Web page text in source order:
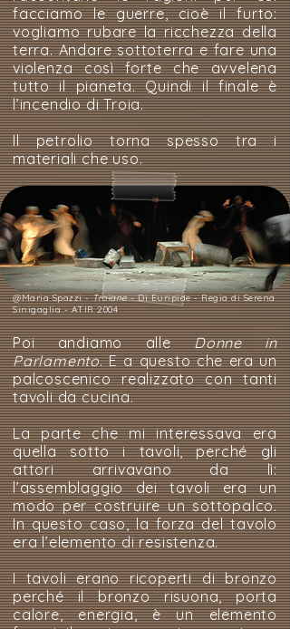
facciamo le guerre, cioè il furto:
vogliamo rubare la ricchezza della
terra. Andare sottoterra e fare una
violenza così forte che avvelena
tutto il pianeta. Quindi il finale è
l’incendio di Troia.
Il petrolio torna spesso tra i
materiali che uso.
@Maria Spazzi -Troiane- Di Euripide - Regia di Serena
Sinigaglia - ATIR 2004
Poi andiamo alleDonne in
Parlamento. E a questo che era un
palcoscenico realizzato con tanti
tavoli da cucina.
La parte che mi interessava era
quella sotto i tavoli, perché gli
attori arrivavano da lì:
l’assemblaggio dei tavoli era un
modo per costruire un sottopalco.
In questo caso, la forza del tavolo
era l’elemento di resistenza.
I tavoli erano ricoperti di bronzo
perché il bronzo risuona, porta
calore, energia, è un elemento